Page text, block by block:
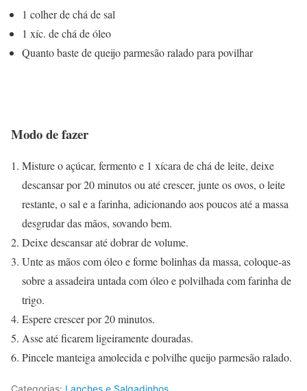
1 colher de chá de sal
1 xíc. de chá de óleo
Quanto baste de queijo parmesão ralado para povilhar
Modo de fazer
Misture o açúcar, fermento e 1 xícara de chá de leite, deixe
descansar por 20 minutos ou até crescer, junte os ovos, o leite
restante, o sal e a farinha, adicionando aos poucos até a massa
desgrudar das mãos, sovando bem.
Deixe descansar até dobrar de volume.
Unte as mãos com óleo e forme bolinhas da massa, coloque-as
sobre a assadeira untada com óleo e polvilhada com farinha de
trigo.
Espere crescer por 20 minutos.
Asse até ficarem ligeiramente douradas.
Pincele manteiga amolecida e polvilhe queijo parmesão ralado.